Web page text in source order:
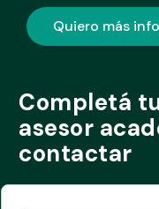
Quiero más
Completá
asesor
contactar